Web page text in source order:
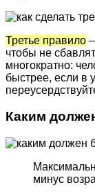
Третье правило
чтобы не
многократно:
быстрее, если в
Каким
минус